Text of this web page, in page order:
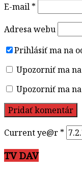
E-mail *
Adresa webu
Prihlásiť ma na
Upozorniť ma
Upozorniť ma
Current ye@r *
TV DAV